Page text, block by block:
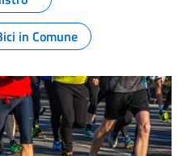
in Comune